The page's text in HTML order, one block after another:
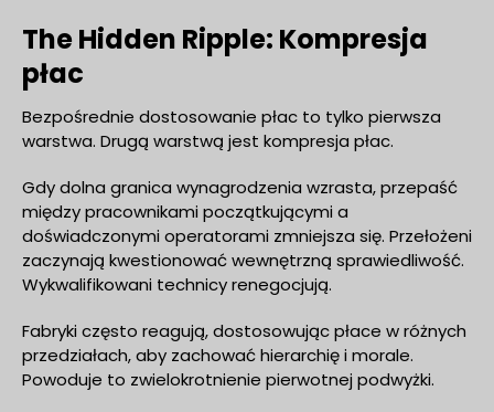
The Hidden Ripple: Kompresja
płac
Bezpośrednie dostosowanie płac to tylko pierwsza
warstwa. Drugą warstwą jest kompresja płac.
Gdy dolna granica wynagrodzenia wzrasta, przepaść
między pracownikami początkującymi a
doświadczonymi operatorami zmniejsza się. Przełożeni
zaczynają kwestionować wewnętrzną sprawiedliwość.
Wykwalifikowani technicy renegocjują.
Fabryki często reagują, dostosowując płace w różnych
przedziałach, aby zachować hierarchię i morale.
Powoduje to zwielokrotnienie pierwotnej podwyżki.